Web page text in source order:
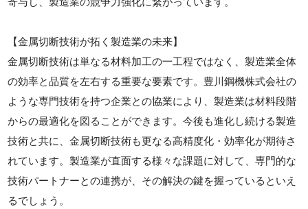
【金属切断技術が拓く製造業の未来】
金属切断技術は単なる材料加工の一工程ではなく、製造業全体
の効率と品質を左右する重要な要素です。豊川鋼機株式会社の
ような専門技術を持つ企業との協業により、製造業は材料段階
からの最適化を図ることができます。今後も進化し続ける製造
技術と共に、金属切断技術も更なる高精度化・効率化が期待さ
れています。製造業が直面する様々な課題に対して、専門的な
技術パートナーとの連携が、その解決の鍵を握っているといえ
るでしょう。